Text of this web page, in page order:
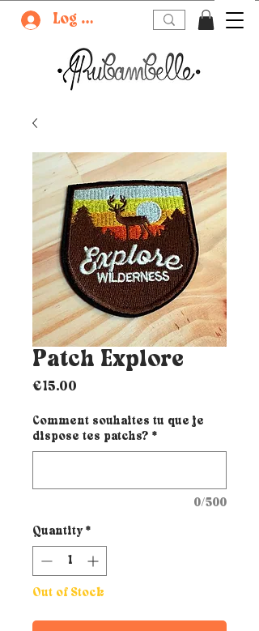
Log In
Patch Explore
€15.00
Comment souhaites tu que je
dispose tes patchs? *
0/500
Quantity *
Out of Stock